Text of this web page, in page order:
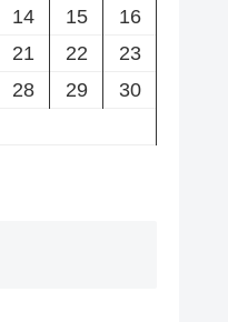
14 15
16
21 22
23
28 29
30